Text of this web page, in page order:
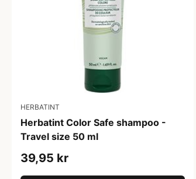
HERBATINT
Herbatint Color Safe shampoo -
Travel size 50 ml
39,95 kr